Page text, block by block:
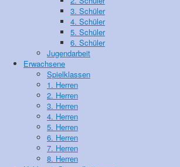
3. Schüler
4. Schüler
5. Schüler
6. Schüler
Jugendarbeit
Erwachsene
Spielklassen
1. Herren
2. Herren
3. Herren
4. Herren
5. Herren
6. Herren
7. Herren
8. Herren